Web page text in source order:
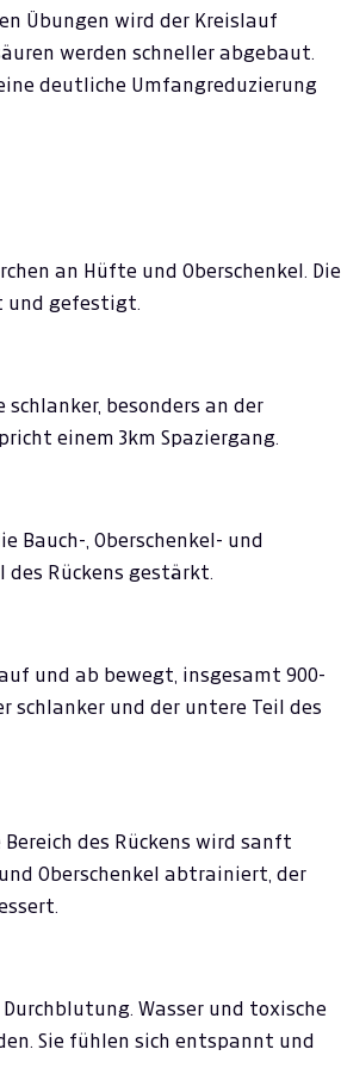
Übungen wird der Kreislauf
werden schneller abgebaut.
deutliche Umfangreduzierung
an Hüfte und Oberschenkel. Die
und gefestigt.
schlanker, besonders an der
einem 3km Spaziergang.
Bauch-, Oberschenkel- und
Rückens gestärkt.
und ab bewegt, insgesamt 900-
schlanker und der untere Teil des
Bereich des Rückens wird sanft
Oberschenkel abtrainiert, der
Wasser und toxische
Sie fühlen sich entspannt und